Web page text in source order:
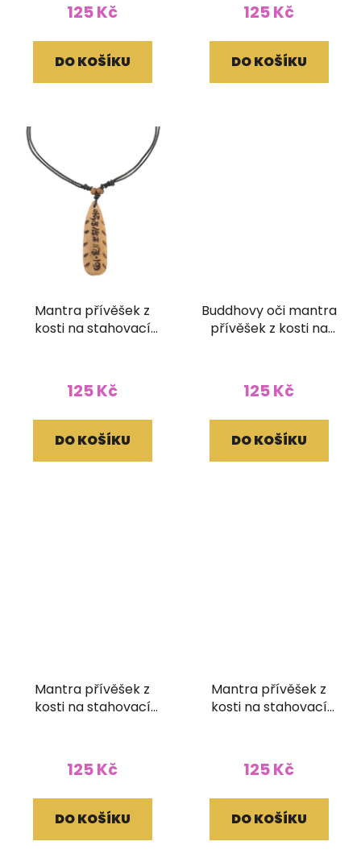
125 Kč
DO KOŠÍKU
125 Kč
DO KOŠÍKU
Mantra přívěšek z
kosti na stahovací
125 Kč
DO KOŠÍKU
Buddhovy oči mantra
přívěšek z kosti na
125 Kč
DO KOŠÍKU
Mantra přívěšek z
kosti na stahovací
125 Kč
DO KOŠÍKU
Mantra přívěšek z
kosti na stahovací
125 Kč
DO KOŠÍKU